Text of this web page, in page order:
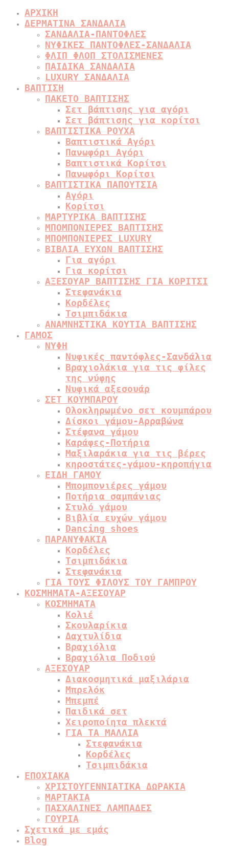
ΑΡΧΙΚΗ
ΔΕΡΜΑΤΙΝΑ ΣΑΝΔΑΛΙΑ
ΣΑΝΔΑΛΙΑ-ΠΑΝΤΟΦΛΕΣ
ΝΥΦΙΚΕΣ ΠΑΝΤΟΦΛΕΣ-ΣΑΝΔΑΛΙΑ
ΦΛΙΠ ΦΛΟΠ ΣΤΟΛΙΣΜΕΝΕΣ
ΠΑΙΔΙΚΑ ΣΑΝΔΑΛΙΑ
LUXURY ΣΑΝΔΑΛΙΑ
ΒΑΠΤΙΣΗ
ΠΑΚΕΤΟ ΒΑΠΤΙΣΗΣ
Σετ βάπτισης για αγόρι
Σετ βάπτισης για κορίτσι
ΒΑΠΤΙΣΤΙΚΑ ΡΟΥΧΑ
Βαπτιστικά Αγόρι
Πανωφόρι Αγόρι
Βαπτιστικά Κορίτσι
Πανωφόρι Κορίτσι
ΒΑΠΤΙΣΤΙΚΑ ΠΑΠΟΥΤΣΙΑ
Αγόρι
Κορίτσι
ΜΑΡΤΥΡΙΚΑ ΒΑΠΤΙΣΗΣ
ΜΠΟΜΠΟΝΙΕΡΕΣ ΒΑΠΤΙΣΗΣ
ΜΠΟΜΠΟΝΙΕΡΕΣ LUXURY
ΒΙΒΛΙΑ ΕΥΧΩΝ ΒΑΠΤΙΣΗΣ
Για αγόρι
Για κορίτσι
ΑΞΕΣΟΥΑΡ ΒΑΠΤΙΣΗΣ ΓΙΑ ΚΟΡΙΤΣΙ
Στεφανάκια
Κορδέλες
Τσιμπιδάκια
ΑΝΑΜΝΗΣΤΙΚΑ ΚΟΥΤΙΑ ΒΑΠΤΙΣΗΣ
ΓΑΜΟΣ
ΝΥΦΗ
Νυφικές παντόφλες-Σανδάλια
Βραχιολάκια για τις φίλες
της νύφης
Νυφικά αξεσουάρ
ΣΕΤ ΚΟΥΜΠΑΡΟΥ
Ολοκληρωμένο σετ κουμπάρου
Δίσκοι γάμου-Αρραβώνα
Στέφανα γάμου
Καράφες-Ποτήρια
Μαξιλαράκια για τις βέρες
κηροστάτες-γάμου-κηροπήγια
ΕΙΔΗ ΓΑΜΟΥ
Μπομπονιέρες γάμου
Ποτήρια σαμπάνιας
Στυλό γάμου
Βιβλία ευχών γάμου
Dancing shoes
ΠΑΡΑΝΥΦΑΚΙΑ
Κορδέλες
Τσιμπιδάκια
Στεφανάκια
ΓΙΑ ΤΟΥΣ ΦΙΛΟΥΣ ΤΟΥ ΓΑΜΠΡΟΥ
ΚΟΣΜΗΜΑΤΑ-ΑΞΕΣΟΥΑΡ
ΚΟΣΜΗΜΑΤΑ
Κολιέ
Σκουλαρίκια
Δαχτυλίδια
Βραχιόλια
Βραχιόλια Ποδιού
ΑΞΕΣΟΥΑΡ
Διακοσμητικά μαξιλάρια
Μπρελόκ
Μπεμπέ
Παιδικά σετ
Χειροποίητα πλεκτά
ΓΙΑ ΤΑ ΜΑΛΛΙΑ
Στεφανάκια
Κορδέλες
Τσιμπιδάκια
ΕΠΟΧΙΑΚΑ
ΧΡΙΣΤΟΥΓΕΝΝΙΑΤΙΚΑ ΔΩΡΑΚΙΑ
ΜΑΡΤΑΚΙΑ
ΠΑΣΧΑΛΙΝΕΣ ΛΑΜΠΑΔΕΣ
ΓΟΥΡΙΑ
Σχετικά με εμάς
Blog